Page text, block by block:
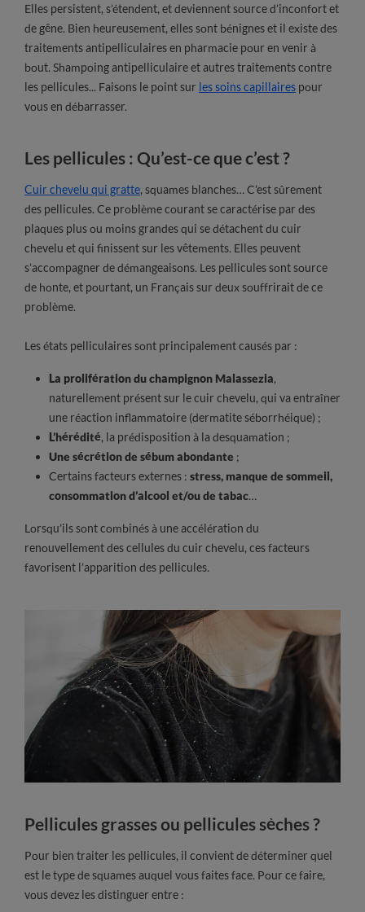
Elles persistent, s’étendent, et deviennent source d’inconfort et
de gêne. Bien heureusement, elles sont bénignes et il existe des
traitements antipelliculaires en pharmacie pour en venir à
bout. Shampoing antipelliculaire et autres traitements contre
les pellicules... Faisons le point sur les soins capillaires pour
vous en débarrasser.
Les pellicules : Qu’est-ce que c’est ?
Cuir chevelu qui gratte, squames blanches… C’est sûrement
des pellicules. Ce problème courant se caractérise par des
plaques plus ou moins grandes qui se détachent du cuir
chevelu et qui finissent sur les vêtements. Elles peuvent
s’accompagner de démangeaisons. Les pellicules sont source
de honte, et pourtant, un Français sur deux souffrirait de ce
problème.
Les états pelliculaires sont principalement causés par :
La prolifération du champignon Malassezia,
naturellement présent sur le cuir chevelu, qui va entraîner
une réaction inflammatoire (dermatite séborrhéique) ;
L’hérédité, la prédisposition à la desquamation ;
Une sécrétion de sébum abondante ;
Certains facteurs externes : stress, manque de sommeil,
consommation d’alcool et/ou de tabac…
Lorsqu’ils sont combinés à une accélération du
renouvellement des cellules du cuir chevelu, ces facteurs
favorisent l’apparition des pellicules.
Pellicules grasses ou pellicules sèches ?
Pour bien traiter les pellicules, il convient de déterminer quel
est le type de squames auquel vous faites face. Pour ce faire,
vous devez les distinguer entre :